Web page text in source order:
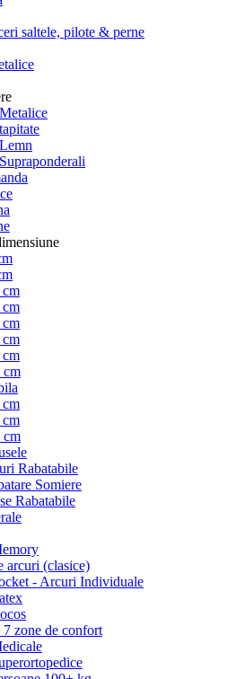
saltele, pilote & perne
cm
cm
cm
cm
cm
cm
cm
cm
cm
Rabatabile
Somiere
Rabatabile
arcuri (clasice)
- Arcuri Individuale
7 zone de confort